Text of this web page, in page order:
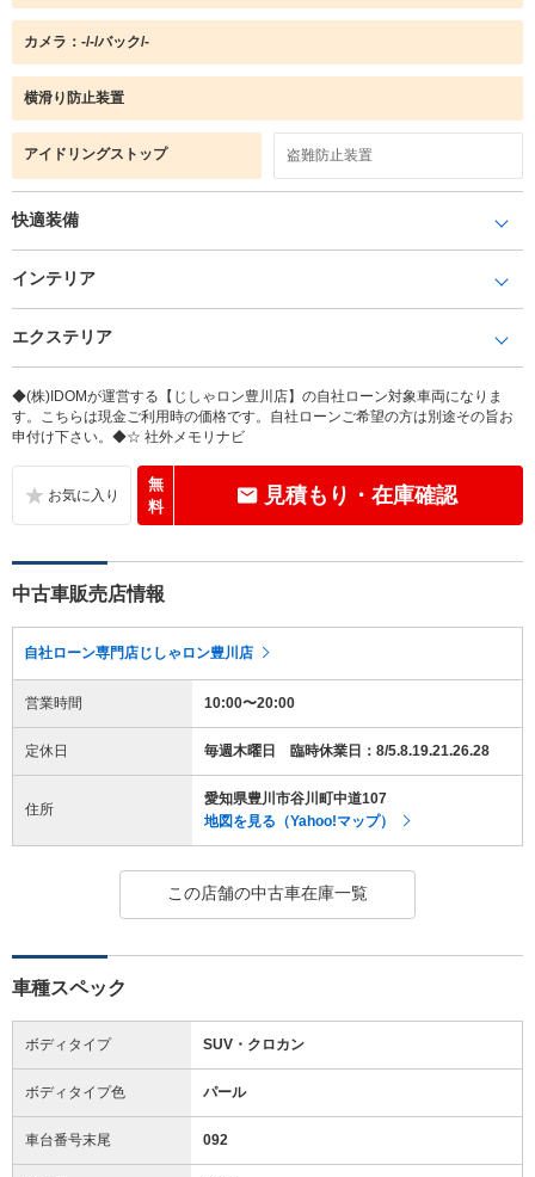
カメラ：-/-/バック/-
横滑り防止装置
アイドリングストップ 盗難防止装置
快適装備
インテリア
エクステリア
◆(株)IDOMが運営する【じしゃロン豊川店】の自社ローン対象車両になりま
す。こちらは現金ご利用時の価格です。自社ローンご希望の方は別途その旨お
申付け下さい。◆☆ 社外メモリナビ
無
料
見積もり・在庫確認
中古車販売店情報
自社ローン専門店じしゃロン豊川店
営業時間 10:00〜20:00
定休日 毎週木曜日 臨時休業日：8/5.8.19.21.26.28
住所
愛知県豊川市谷川町中道107
地図を見る（Yahoo!マップ）
この店舗の中古車在庫一覧
車種スペック
ボディタイプ SUV・クロカン
ボディタイプ色 パール
車台番号末尾 092